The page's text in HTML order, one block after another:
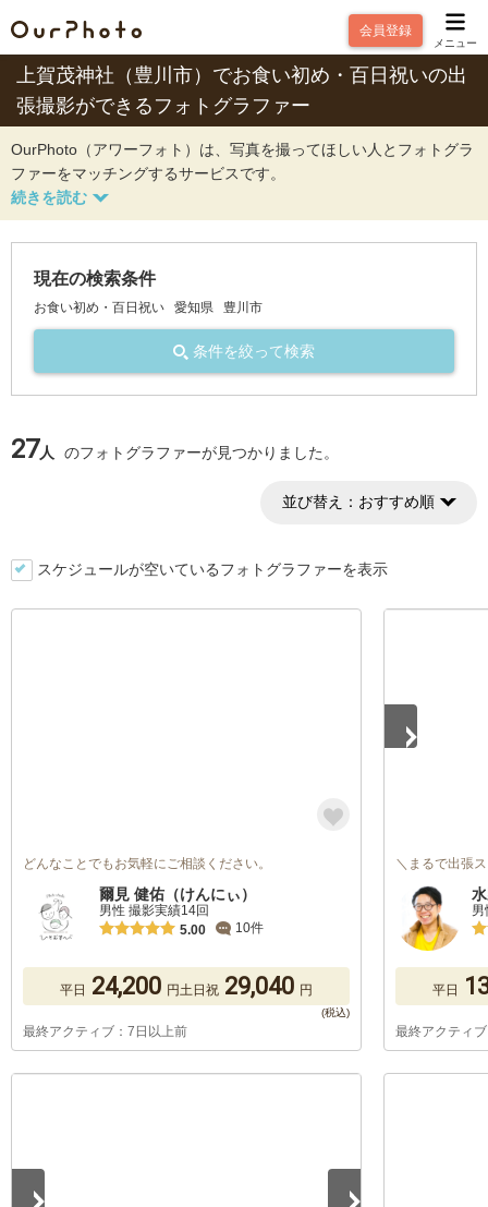
会員登録
メニュー
上賀茂神社（豊川市）でお食い初め・百日祝いの出
張撮影ができるフォトグラファー
OurPhoto（アワーフォト）は、写真を撮ってほしい人とフォトグラ
ファーをマッチングするサービスです。
現在の検索条件
お食い初め・百日祝い 愛知県 豊川市
条件を絞って検索
27人 のフォトグラファーが見つかりました。
並び替え： おすすめ順
スケジュールが空いているフォトグラファーを表示
どんなことでもお気軽にご相談ください。
爾見 健佑（けんにぃ）
男性 撮影実績14回
5.00
10件
平日 24,200 円土日祝 29,040 円
最終アクティブ：7日以上前
＼まるで出張
平日
最終アクティ